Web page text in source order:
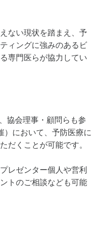
ない現状を踏まえ、予
ィングに強みのあるビ
専門医らが協力してい
協会理事・顧問らも参
）において、予防医療に
だくことが可能です。
レゼンター個人や営利
トのご相談なども可能